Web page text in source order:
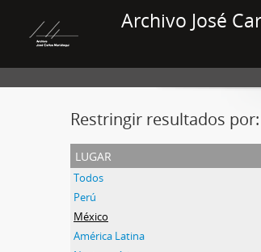
Archivo José
Restringir resultados por:
lugar
Todos
Perú
México
América Latina